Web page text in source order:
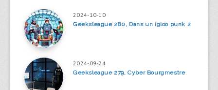
2024-10-10
Geeksleague 280, Dans un igloo punk 2
2024-09-24
Geeksleague 279, Cyber Bourgmestre